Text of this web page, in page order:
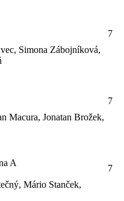
Simona Zábojníková,
7
Macura, Jonatan Brožek,
7
A
Mário Stanček,
7